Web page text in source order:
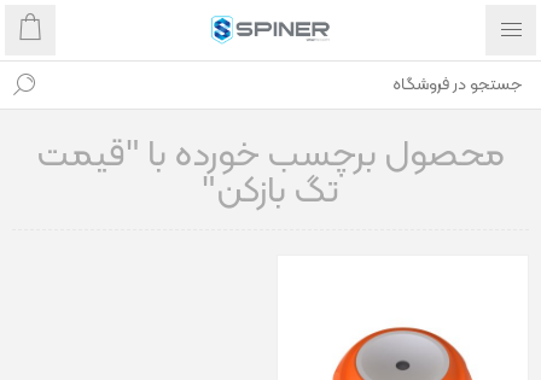
محصول برچسب خورده با "قیمت
تگ بازکن"